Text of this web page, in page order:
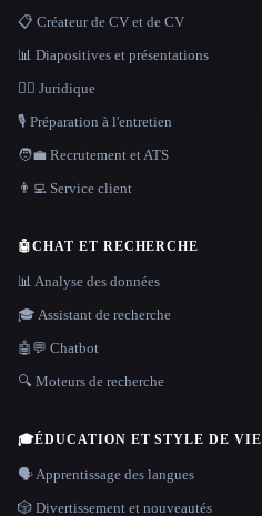
📋 Créateur de CV et de CV
📊 Diapositives et présentations
👩‍⚖️ Juridique
🎙️ Préparation à l'entretien
🧑‍💼 Recrutement et ATS
👨‍💻 Service client
🤖CHAT ET RECHERCHE
📊 Analyse des données
🎓 Assistant de recherche
🤖💬 Chatbot
🔍 Moteurs de recherche
🎓ÉDUCATION ET STYLE DE VIE
🗣️ Apprentissage des langues
🎲 Divertissement et nouveautés